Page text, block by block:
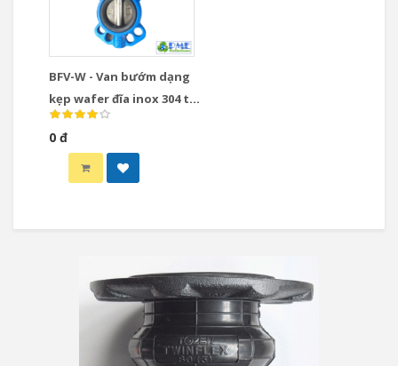
BFV-W - Van bướm dạng
kẹp wafer đĩa inox 304 tay
quay
0 đ